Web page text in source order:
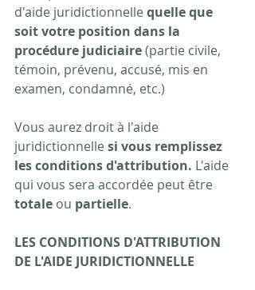
d'aide juridictionnelle quelle que
soit votre position dans la
procédure judiciaire (partie civile,
témoin, prévenu, accusé, mis en
examen, condamné, etc.)
Vous aurez droit à l'aide
juridictionnelle si vous remplissez
les conditions d'attribution. L'aide
qui vous sera accordée peut être
totale ou partielle.
LES CONDITIONS D'ATTRIBUTION
DE L'AIDE JURIDICTIONNELLE